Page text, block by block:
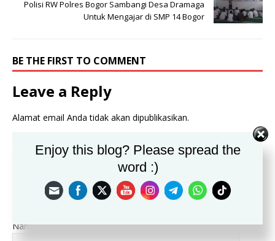
Polisi RW Polres Bogor Sambangi Desa Dramaga
Untuk Mengajar di SMP 14 Bogor
BE THE FIRST TO COMMENT
Leave a Reply
Alamat email Anda tidak akan dipublikasikan.
Nama*
Enjoy this blog? Please spread the
word :)